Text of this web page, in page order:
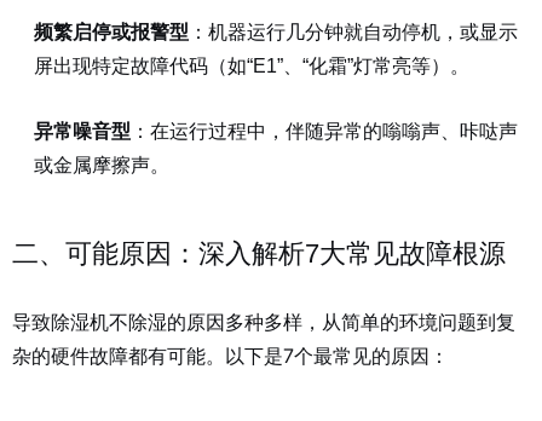
频繁启停或报警型 ：机器运行几分钟就自动停机，或显示
屏出现特定故障代码（如“E1”、“化霜”灯常亮等）。
异常噪音型 ：在运行过程中，伴随异常的嗡嗡声、咔哒声
或金属摩擦声。
二、可能原因：深入解析7大常见故障根源
导致除湿机不除湿的原因多种多样，从简单的环境问题到复
杂的硬件故障都有可能。以下是7个最常见的原因：